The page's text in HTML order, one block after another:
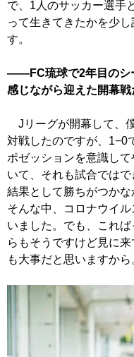
で、1人のサッカー選手
って生きてきたかを少
す。
――FC琉球で2年目のシ
感じながら迎えた開幕
Jリーグが開幕して、
対戦したのですが、1−0
ポゼッションを意識し
いて、それも試合では
結果として勝ちがつかな
そんな中、コロナウイ
いました。でも、これ
らもそうですけど見に
も大事だと思いますから